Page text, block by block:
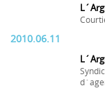
2010.06.11